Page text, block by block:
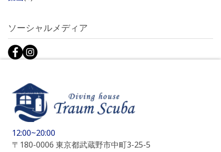
ソーシャルメディア
12:00~20:00
〒180-0006 東京都武蔵野市中町3-25-5